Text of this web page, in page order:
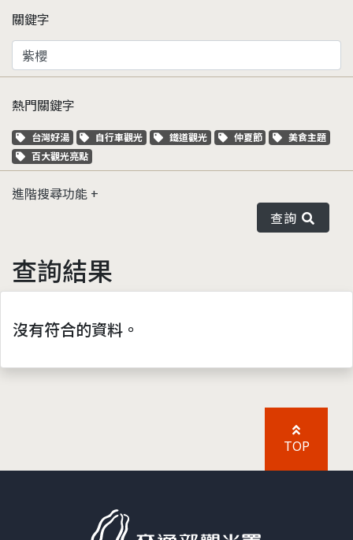
關鍵字
熱門關鍵字
關鍵字標籤
台灣好湯 關鍵字標籤
自行車觀光 關鍵字標籤
鐵道觀光 關鍵字標籤
仲夏節 關鍵字標籤
美食主題
關鍵字標籤
百大觀光亮點
進階搜尋功能
查詢
查詢結果
沒有符合的資料。
TOP